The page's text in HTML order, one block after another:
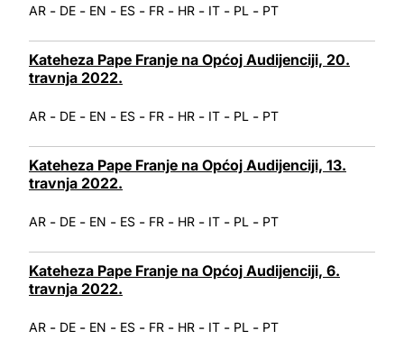
AR - DE - EN - ES - FR - HR - IT - PL - PT
Kateheza Pape Franje na Općoj Audijenciji, 20.
travnja 2022.
AR - DE - EN - ES - FR - HR - IT - PL - PT
Kateheza Pape Franje na Općoj Audijenciji, 13.
travnja 2022.
AR - DE - EN - ES - FR - HR - IT - PL - PT
Kateheza Pape Franje na Općoj Audijenciji, 6.
travnja 2022.
AR - DE - EN - ES - FR - HR - IT - PL - PT